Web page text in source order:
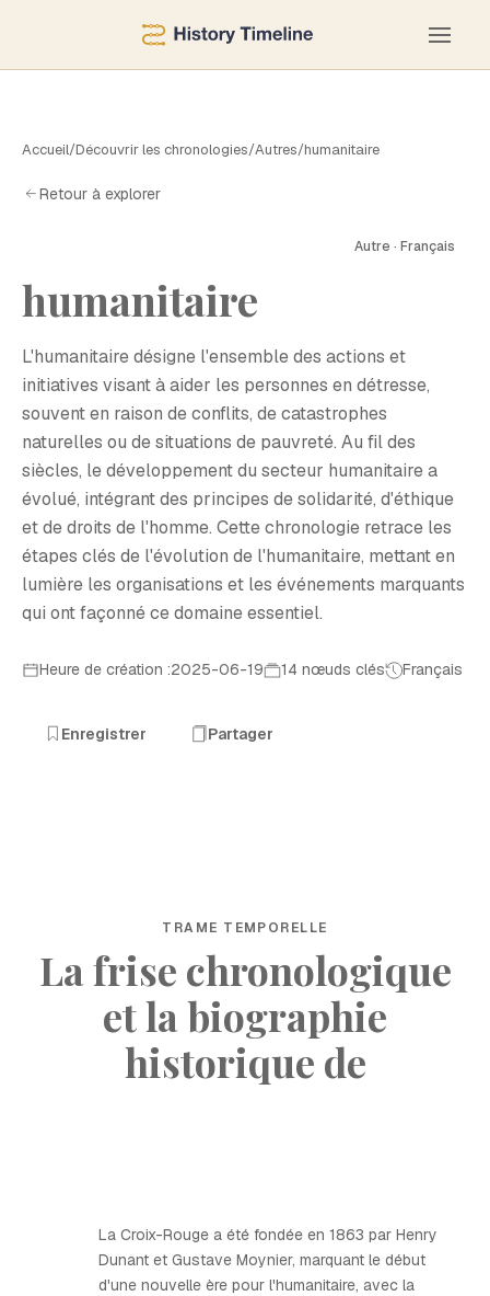
Accueil/Découvrir les chronologies/Autres/humanitaire
Retour à explorer
Autre · Français
humanitaire
L'humanitaire désigne l'ensemble des actions et
initiatives visant à aider les personnes en détresse,
souvent en raison de conflits, de catastrophes
naturelles ou de situations de pauvreté. Au fil des
siècles, le développement du secteur humanitaire a
évolué, intégrant des principes de solidarité, d'éthique
et de droits de l'homme. Cette chronologie retrace les
étapes clés de l'évolution de l'humanitaire, mettant en
lumière les organisations et les événements marquants
qui ont façonné ce domaine essentiel.
Heure de création :2025-06-19 14 nœuds clés Français
Enregistrer Partager
TRAME TEMPORELLE
La frise chronologique
et la biographie
historique de
La Croix-Rouge a été fondée en 1863 par Henry
Dunant et Gustave Moynier, marquant le début
d'une nouvelle ère pour l'humanitaire, avec la